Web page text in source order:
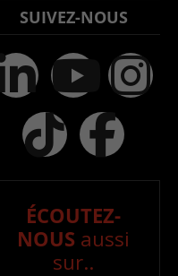
SUIVEZ-NOUS
ÉCOUTEZ-
NOUS aussi
sur..